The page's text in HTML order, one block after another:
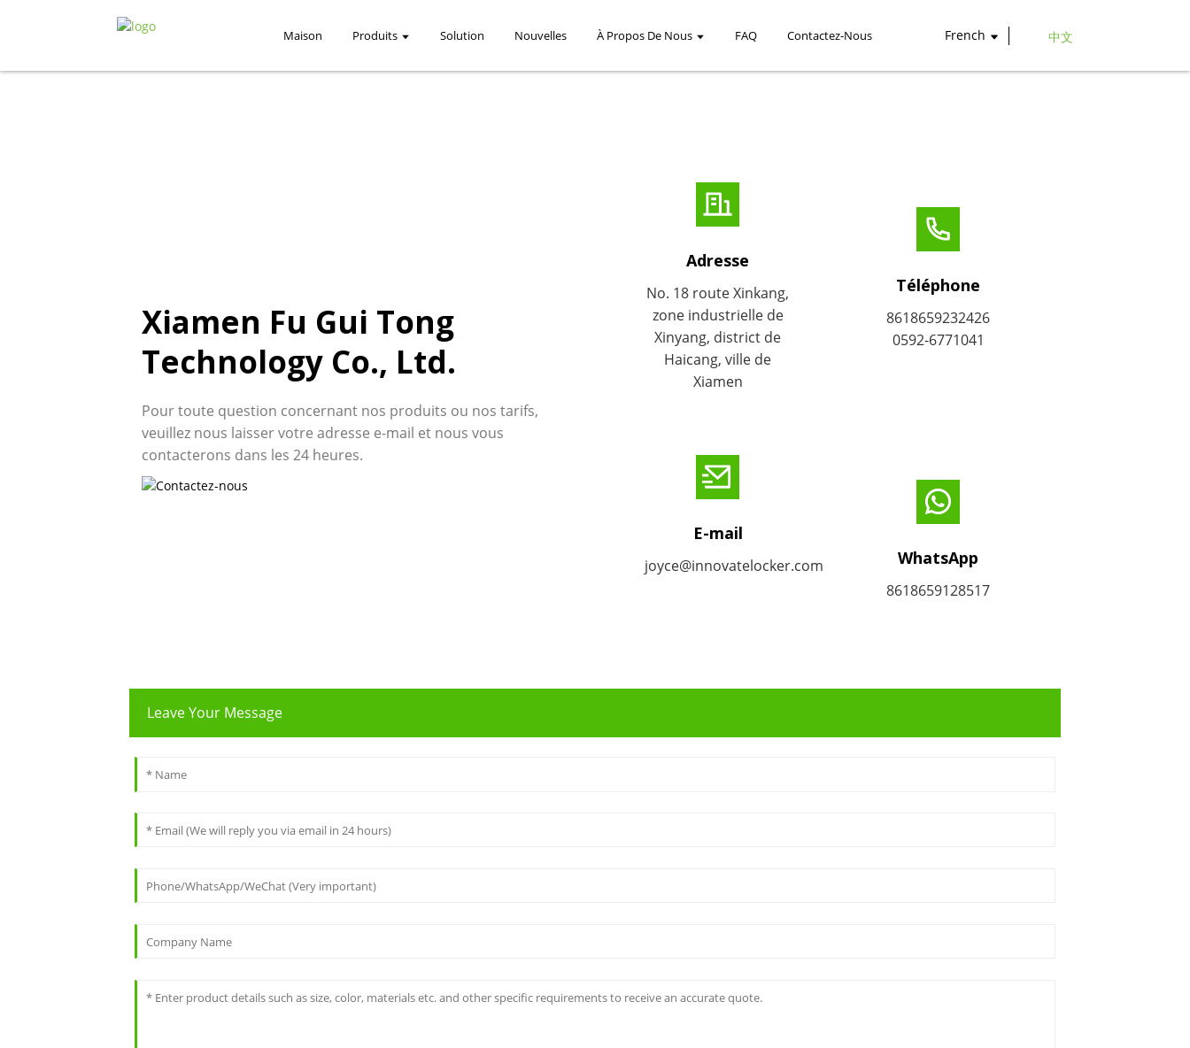
Maison Produits Solution Nouvelles À Propos De Nous FAQ Contactez-Nous French 中文
Xiamen Fu Gui Tong
Technology Co., Ltd.
Pour toute question concernant nos produits ou nos tarifs,
veuillez nous laisser votre adresse e-mail et nous vous
contacterons dans les 24 heures.
Adresse
No. 18 route Xinkang,
zone industrielle de
Xinyang, district de
Haicang, ville de
Xiamen
Téléphone
8618659232426
0592-6771041
E-mail
joyce@innovatelocker.com WhatsApp
8618659128517
Leave Your Message